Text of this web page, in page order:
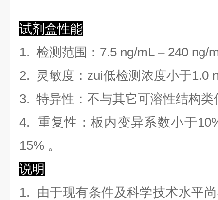
试剂盒性能
1. 检测范围 ： 7.5 ng/mL –240 ng/
2. 灵敏度：zui低检测浓度小于1.0
3. 特异性：不与其它可溶性结构类
4. 重复性：板内变异系数小于10
15% 。
说明
1. 由于现有条件及科学技术水平